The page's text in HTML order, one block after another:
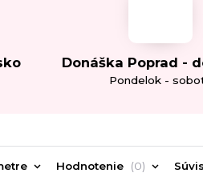
Donáška Poprad -
Pondelok -
Hodnotenie 0